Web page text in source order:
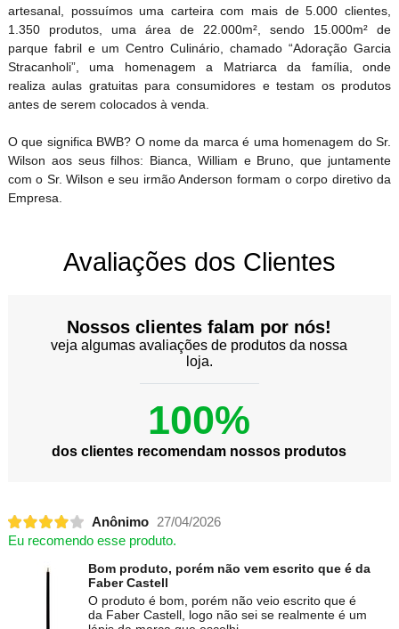
artesanal, possuímos uma carteira com mais de 5.000 clientes,
1.350 produtos, uma área de 22.000m², sendo 15.000m² de
parque fabril e um Centro Culinário, chamado “Adoração Garcia
Stracanholi”, uma homenagem a Matriarca da família, onde
realiza aulas gratuitas para consumidores e testam os produtos
antes de serem colocados à venda.
O que significa BWB? O nome da marca é uma homenagem do Sr.
Wilson aos seus filhos: Bianca, William e Bruno, que juntamente
com o Sr. Wilson e seu irmão Anderson formam o corpo diretivo da
Empresa.
Avaliações dos Clientes
Nossos clientes falam por nós!
veja algumas avaliações de produtos da nossa
loja.
100%
dos clientes recomendam nossos produtos
Anônimo
27/04/2026
Eu recomendo esse produto.
Bom produto, porém não vem escrito que é da
Faber Castell
O produto é bom, porém não veio escrito que é
da Faber Castell, logo não sei se realmente é um